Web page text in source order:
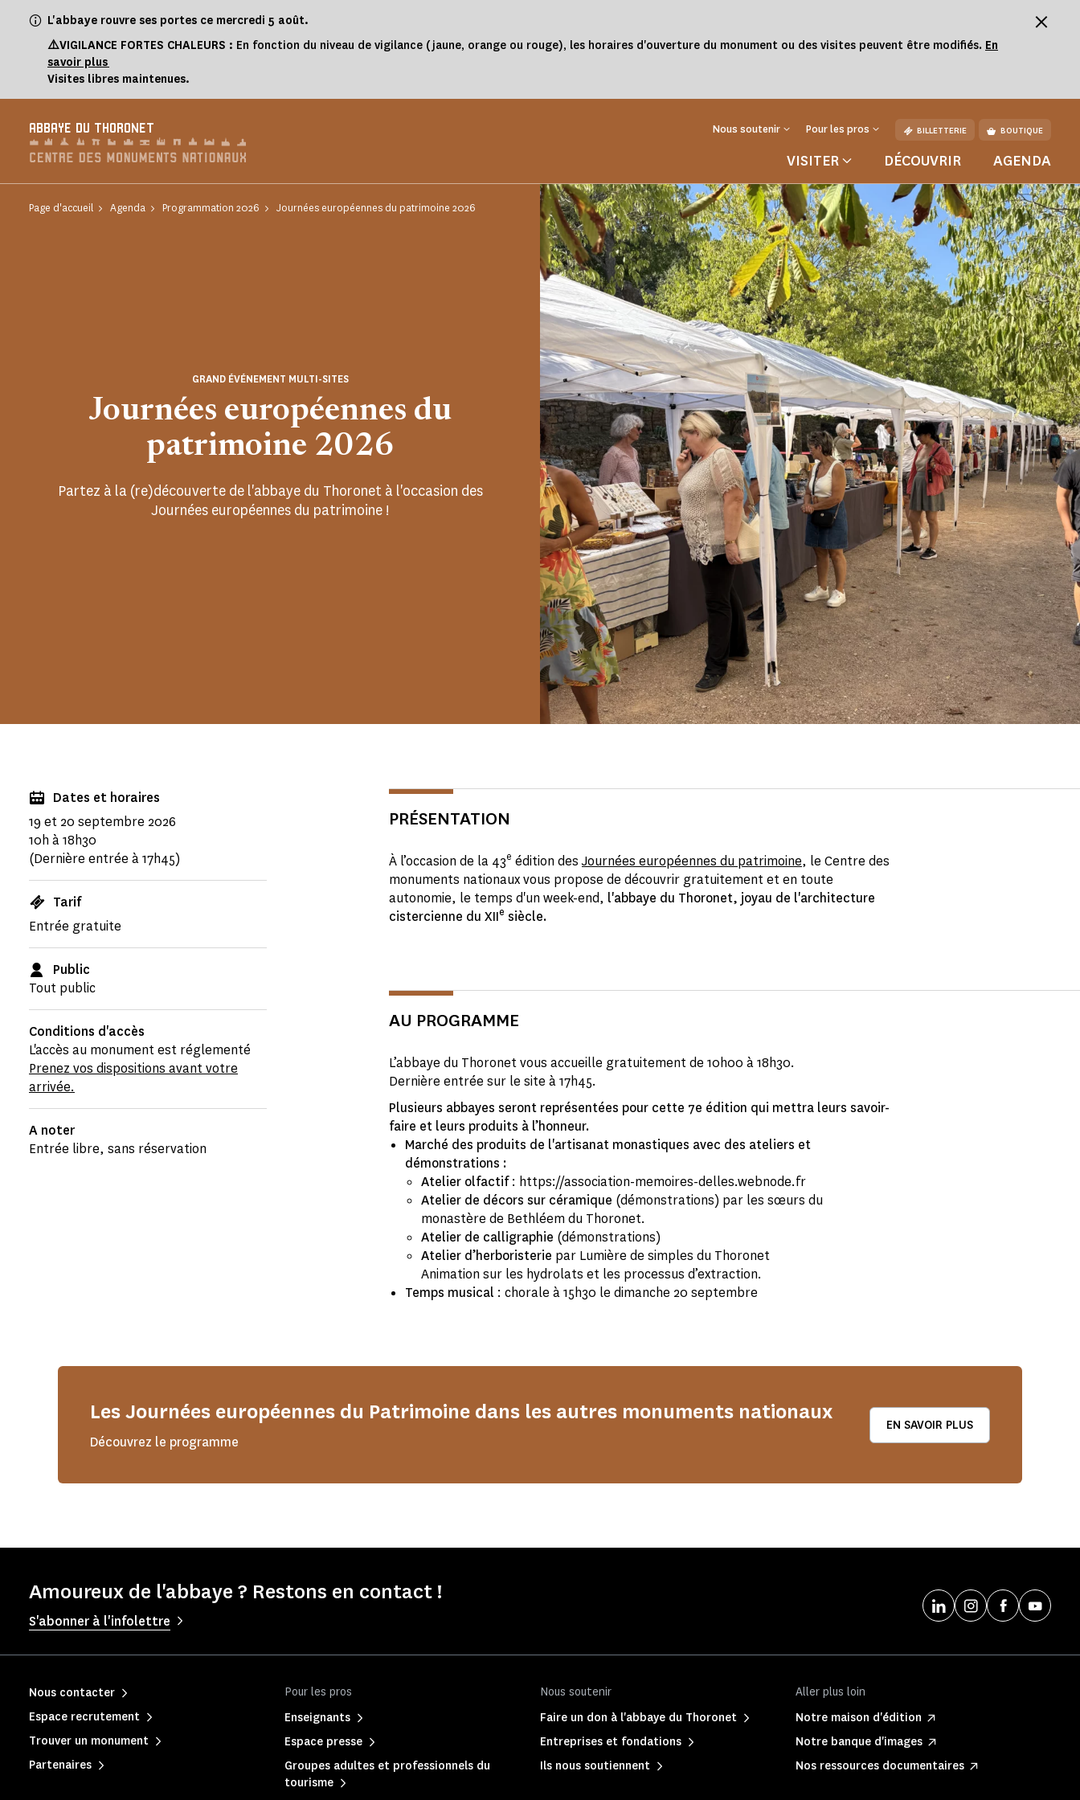
L'abbaye rouvre ses portes ce mercredi 5 août.
⚠️VIGILANCE FORTES CHALEURS : En fonction du niveau de vigilance (jaune, orange ou rouge), les horaires d'ouverture du monument ou des visites peuvent être modifiés. En
savoir plus
Visites libres maintenues.
ABBAYE DU THORONET Nous soutenir Pour les pros BILLETTERIE BOUTIQUE
VISITER DÉCOUVRIR AGENDA
Page d'accueil Agenda Programmation 2026 Journées européennes du patrimoine 2026
Journées européennes du
patrimoine 2026
GRAND ÉVÉNEMENT MULTI-SITES
Partez à la (re)découverte de l'abbaye du Thoronet à l'occasion des
Journées européennes du patrimoine !
Dates et horaires
19 et 20 septembre 2026
10h à 18h30
(Dernière entrée à 17h45)
Tarif
Entrée gratuite
Public
Tout public
Conditions d'accès
L'accès au monument est réglementé
Prenez vos dispositions avant votre
arrivée.
A noter
Entrée libre, sans réservation
PRÉSENTATION
À l’occasion de la 43e édition des Journées européennes du patrimoine, le Centre des
monuments nationaux vous propose de découvrir gratuitement et en toute
autonomie, le temps d'un week-end, l'abbaye du Thoronet, joyau de l'architecture
cistercienne du XIIe siècle.
AU PROGRAMME
L’abbaye du Thoronet vous accueille gratuitement de 10h00 à 18h30.
Dernière entrée sur le site à 17h45.
Plusieurs abbayes seront représentées pour cette 7e édition qui mettra leurs savoir-
faire et leurs produits à l’honneur.
Marché des produits de l'artisanat monastiques avec des ateliers et
démonstrations :
Atelier olfactif: https://association-memoires-delles.webnode.fr
Atelier de décors sur céramique (démonstrations) par les sœurs du
monastère de Bethléem du Thoronet.
Atelier de calligraphie (démonstrations)
Atelier d’herboristerie par Lumière de simples du Thoronet
Animation sur les hydrolats et les processus d’extraction.
Temps musical : chorale à 15h30 le dimanche 20 septembre
Les Journées européennes du Patrimoine dans les autres monuments nationaux
Découvrez le programme
EN SAVOIR PLUS
Amoureux de l'abbaye ? Restons en contact !
S'abonner à l'infolettre
Pour les pros
Enseignants
Espace presse
Groupes adultes et professionnels du
tourisme
Nous soutenir
Faire un don à l'abbaye du Thoronet
Entreprises et fondations
Ils nous soutiennent
Aller plus loin
Notre maison d'édition
Notre banque d'images
Nos ressources documentaires
Nous contacter
Espace recrutement
Trouver un monument
Partenaires